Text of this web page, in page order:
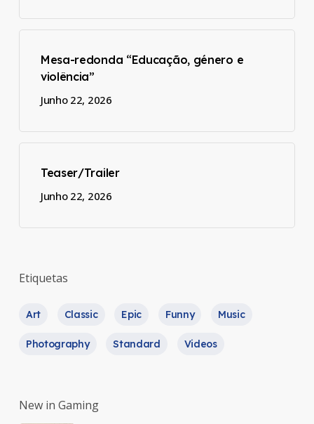
Mesa-redonda “Educação, género e
violência”
Junho 22, 2026
Teaser/Trailer
Junho 22, 2026
Etiquetas
Art Classic Epic Funny Music
Photography Standard Videos
New in Gaming